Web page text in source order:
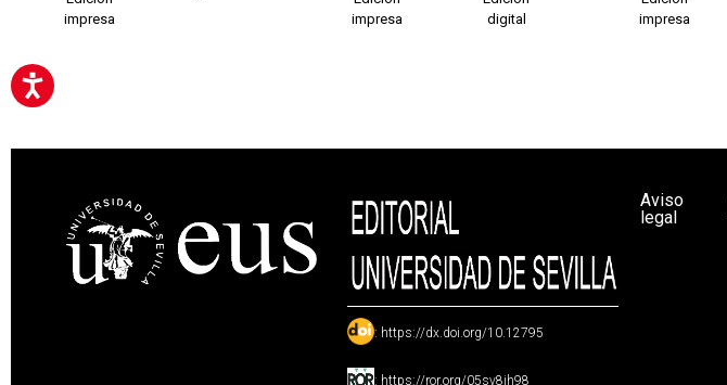
impresa
impresa
digital
impresa
: https://dx.doi.org/10.12795
: https://ror.org/05sv8jh98
Aviso
legal